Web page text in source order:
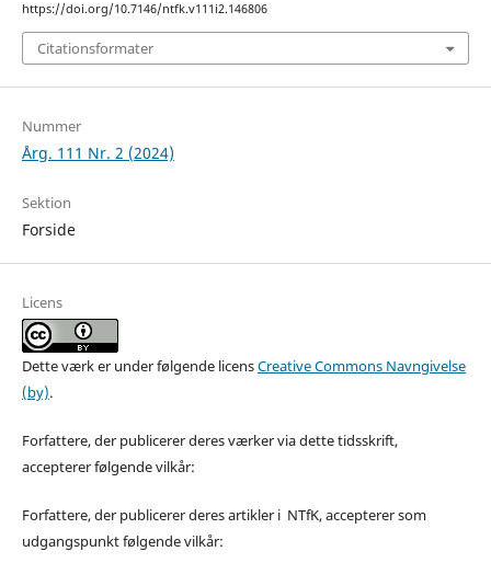
https://doi.org/10.7146/ntfk.v111i2.146806
Citationsformater
Nummer
Årg. 111 Nr. 2 (2024)
Sektion
Forside
Licens
Dette værk er under følgende licensCreative Commons Navngivelse
(by).
Forfattere, der publicerer deres værker via dette tidsskrift,
accepterer følgende vilkår:
Forfattere, der publicerer deres artikler i NTfK, accepterer som
udgangspunkt følgende vilkår: